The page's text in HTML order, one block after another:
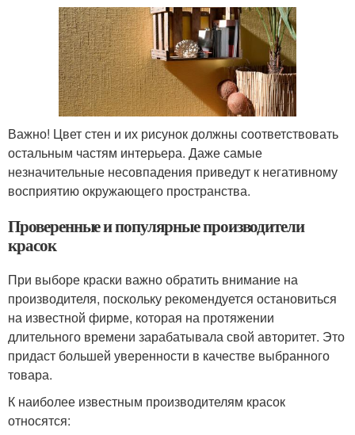
Важно! Цвет стен и их рисунок должны соответствовать
остальным частям интерьера. Даже самые
незначительные несовпадения приведут к негативному
восприятию окружающего пространства.
Проверенные и популярные производители
красок
При выборе краски важно обратить внимание на
производителя, поскольку рекомендуется остановиться
на известной фирме, которая на протяжении
длительного времени зарабатывала свой авторитет. Это
придаст большей уверенности в качестве выбранного
товара.
К наиболее известным производителям красок
относятся: